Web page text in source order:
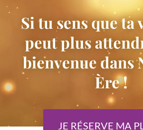
Si tu sens que ta
peut plus
bienvenue dans
Ère !
JE RÉSERVE MA